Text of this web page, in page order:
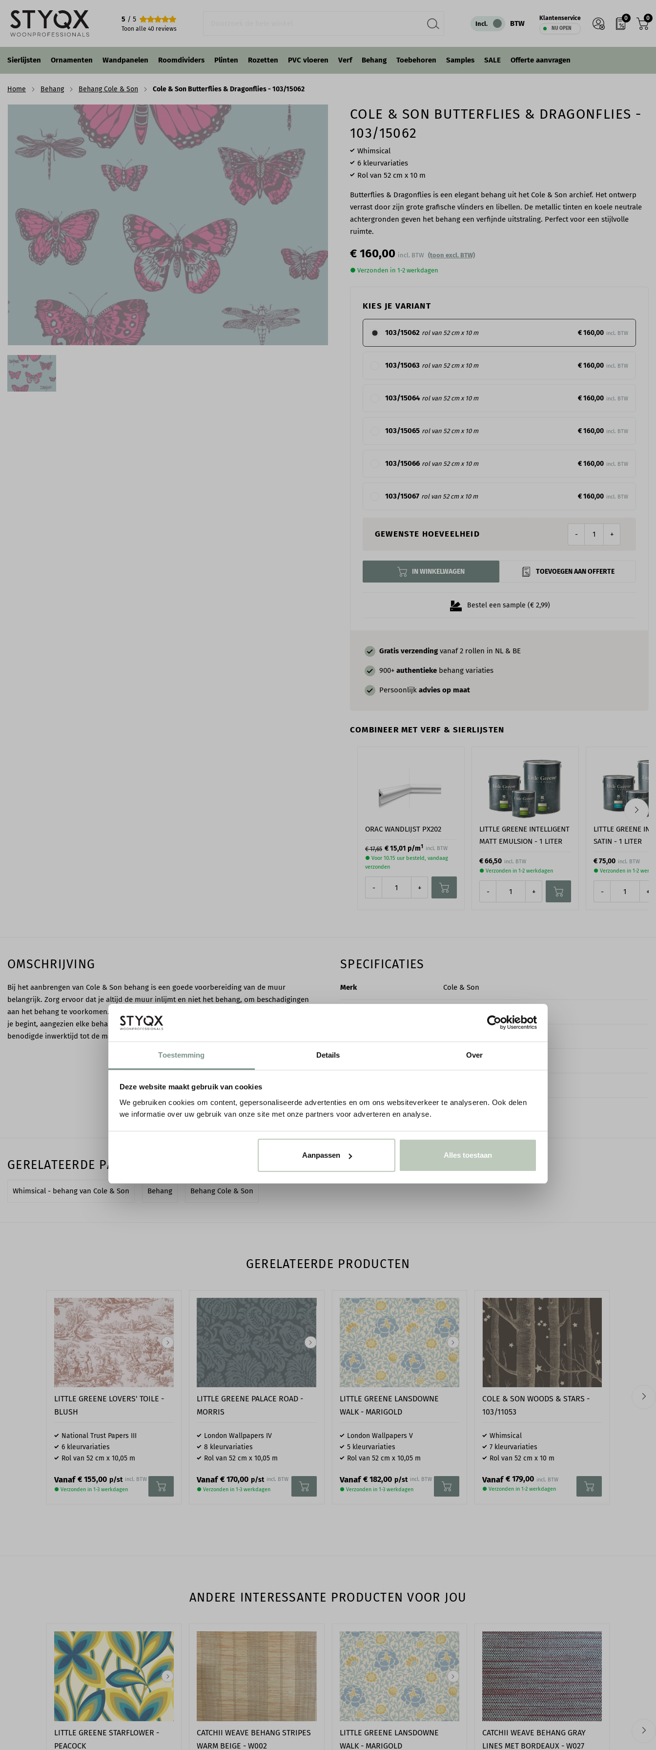
Toestemming Details Over
Deze website maakt gebruik van cookies
We gebruiken cookies om content, gepersonaliseerde advertenties en om ons websiteverkeer te analyseren. Ook delen
we informatie over uw gebruik van onze site met onze partners voor adverteren en analyse.
Aanpassen Alles toestaan
0
5 / 5
Toon alle 40 reviews
Incl. BTW
Klantenservice
NU OPEN
0
Sierlijsten Ornamenten Wandpanelen Roomdividers Plinten Rozetten PVC vloeren Verf Behang Toebehoren Samples SALE Offerte aanvragen
Home Behang Behang Cole & Son Cole & Son Butterflies & Dragonflies - 103/15062
COLE & SON BUTTERFLIES & DRAGONFLIES -
103/15062
Gratis verzending vanaf 2 rollen in NL & BE
900+ authentieke behang variaties
Persoonlijk advies op maat
COMBINEER MET VERF & SIERLIJSTEN
ORAC WANDLIJST PX202
€ 17,65 € 15,01 p/m1 incl. BTW
● Voor 10.15 uur besteld, vandaag
verzonden
- +
LITTLE GREENE INTELLIGENT
MATT EMULSION - 1 LITER
€ 66,50
● Verzonden in 1-2 werkdagen
- +
LITTLE GREENE
SATIN - 1 LITER
€ 75,00
● Verzonden in 1-2
- +
€ 160,00 (toon excl. BTW)
● Verzonden in 1-2 werkdagen
KIES JE VARIANT
103/15062 rol van 52 cm x 10 m € 160,00
103/15063 rol van 52 cm x 10 m € 160,00
103/15064 rol van 52 cm x 10 m € 160,00
103/15065 rol van 52 cm x 10 m € 160,00
103/15066 rol van 52 cm x 10 m € 160,00
103/15067 rol van 52 cm x 10 m € 160,00
Cole & Son Butterflies & Dragonflies - 103/15062
€ 160,00
- + IN WINKELWAGEN
Bestel een sample (€ 2,99)
GEWENSTE HOEVEELHEID - +
IN WINKELWAGEN TOEVOEGEN AAN OFFERTE
Whimsical
6 kleurvariaties
Rol van 52 cm x 10 m
Butterflies & Dragonflies is een elegant behang uit het Cole & Son archief. Het ontwerp
verrast door zijn grote grafische vlinders en libellen. De metallic tinten en koele neutrale
achtergronden geven het behang een verfijnde uitstraling. Perfect voor een stijlvolle
ruimte.
OMSCHRIJVING
Bij het aanbrengen van Cole & Son behang is een goede voorbereiding van de muur
belangrijk. Zorg ervoor dat je altijd de muur inlijmt en niet het behang, om beschadigingen
aan het behang te voorkomen. Lees altijd zorgvuldig de instructies op de verpakking voordat
je begint, aangezien elke behangsoort specifieke vereisten heeft. Dit kan variëren van de
benodigde inwerktijd tot de manier van aanbrengen.
SPECIFICATIES
Merk Cole & Son
Patroonherhaling 72,0 cm
Vereiste ondergrond Vlak​, droog​, stof- en vetvrij
Toepassing Muur inlijmen
Reinigen Sponsbaar
LEES MEER
GERELATEERDE PAGINA'S
Whimsical - behang van Cole & Son Behang Behang Cole & Son
GERELATEERDE PRODUCTEN
LITTLE GREENE LOVERS' TOILE -
BLUSH
National Trust Papers III
6 kleurvariaties
Rol van 52 cm x 10,05 m
Vanaf € 155,00 p/st incl. BTW
● Verzonden in 1-3 werkdagen
LITTLE GREENE PALACE ROAD -
MORRIS
London Wallpapers IV
8 kleurvariaties
Rol van 52 cm x 10,05 m
Vanaf € 170,00 p/st incl. BTW
● Verzonden in 1-3 werkdagen
LITTLE GREENE LANSDOWNE
WALK - MARIGOLD
London Wallpapers V
5 kleurvariaties
Rol van 52 cm x 10,05 m
Vanaf € 182,00 p/st incl. BTW
● Verzonden in 1-3 werkdagen
COLE & SON WOODS & STARS -
103/11053
Whimsical
7 kleurvariaties
Rol van 52 cm x 10 m
Vanaf € 179,00
● Verzonden in 1-2 werkdagen
ANDERE INTERESSANTE PRODUCTEN VOOR JOU
LITTLE GREENE STARFLOWER -
PEACOCK
CATCHII WEAVE BEHANG STRIPES
WARM BEIGE - W002
LITTLE GREENE LANSDOWNE
WALK - MARIGOLD
CATCHII WEAVE BEHANG GRAY
LINES MET BORDEAUX - W027
COLE